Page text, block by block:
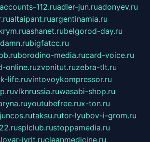
accounts-112.ruadler-jun.ruadonyev.ru
altaipant.ruargentinamia.ru
ashanet.rubelgorod-day.ru
bigfatcc.ru
borodino-media.rucard-voice.ru
online.ruzvonitut.ruzebra-tlt.ru
life.ruvintovoykompressor.ru
vlknrussia.ruwasabi-shop.ru
youtubefree.rux-ton.ru
taksu.rutor-lyubov-i-grom.ru
splclub.rustoppamedia.ru
ivrit.rucleanmedicine.ru